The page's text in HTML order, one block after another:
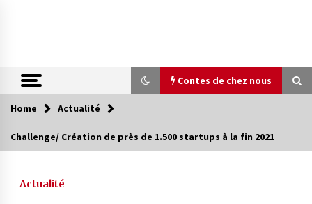
Contes de chez nous
Contes de chez nous
Home Actualité
Challenge/ Création de près de 1.500 startups à la fin 2021
Actualité